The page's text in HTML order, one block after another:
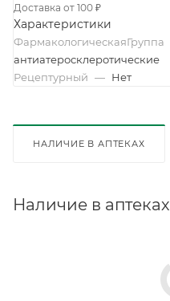
Доставка от 100 ₽
Характеристики
ФармакологическаяГруппа
антиатеросклеротические
Рецептурный — Нет
НАЛИЧИЕ В АПТЕКАХ
Наличие в аптеках